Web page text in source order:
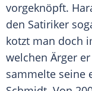
vorgeknöpft.
den Satiriker
kotzt man doch
welchen Ärger
sammelte seine